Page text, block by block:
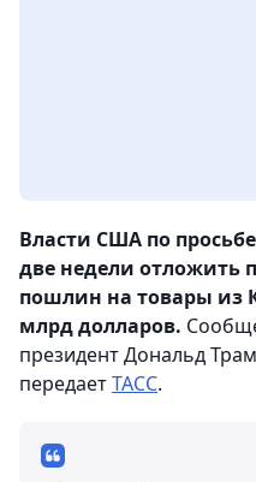
Власти США по
две недели отложить
пошлин на товары из
млрд долларов.
президент Дональд
передаетТАСС.